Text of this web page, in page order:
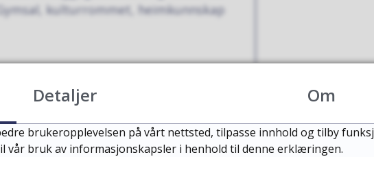
kulturrommet, heimkunnskap
å få frisk luft før skolen starter. 1.
Detaljer Om
brukeropplevelsen på vårt nettsted, tilpasse innhold og tilby
vår bruk av informasjonskapsler i henhold til denne erklæringen.